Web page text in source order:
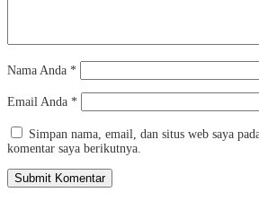
Nama Anda *
Email Anda *
Simpan nama, email, dan situs web saya
komentar saya berikutnya.